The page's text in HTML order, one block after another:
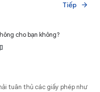
Tiếp arrow_forward
cho bạn không?
tuân thủ các giấy phép như